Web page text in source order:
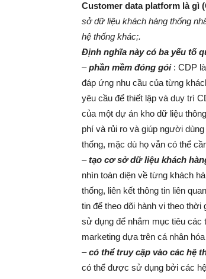
Customer data platform là gì
sở dữ liệu khách hàng thống
hệ thống khác;.
Định nghĩa này có ba yếu tố
–phần mềm đóng gói : CDP
đáp ứng nhu cầu của từng
yêu cầu để thiết lập và duy trì
của một dự án kho dữ liệu
phí và rủi ro và giúp người
thống, mặc dù họ vẫn có thể
–tạo cơ sở dữ liệu khách
nhìn toàn diện về từng khách
thống, liên kết thông tin liên
tin để theo dõi hành vi theo
sử dụng để nhắm mục tiêu các
marketing dựa trên cá nhân
–có thể truy cập vào các hệ
có thể được sử dụng bởi các